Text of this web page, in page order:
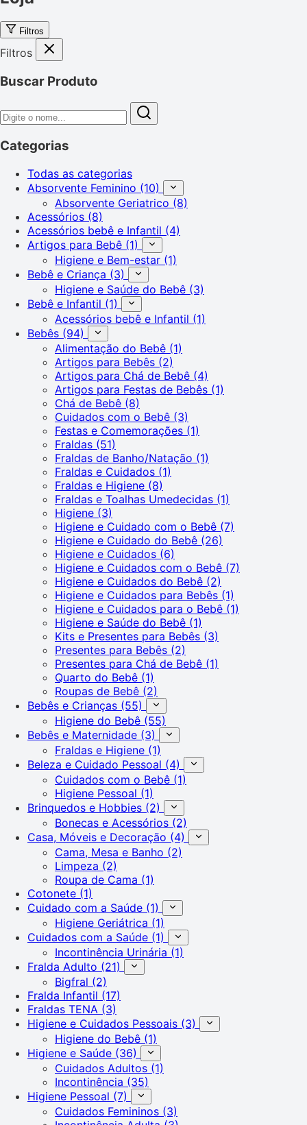
Filtros
Filtros
Buscar Produto
Categorias
Todas as categorias
Absorvente Feminino (10)
Absorvente Geriatrico (8)
Acessórios (8)
Acessórios bebê e Infantil (4)
Artigos para Bebê (1)
Higiene e Bem-estar (1)
Bebê e Criança (3)
Higiene e Saúde do Bebê (3)
Bebê e Infantil (1)
Acessórios bebê e Infantil (1)
Bebês (94)
Alimentação do Bebê (1)
Artigos para Bebês (2)
Artigos para Chá de Bebê (4)
Artigos para Festas de Bebês (1)
Chá de Bebê (8)
Cuidados com o Bebê (3)
Festas e Comemorações (1)
Fraldas (51)
Fraldas de Banho/Natação (1)
Fraldas e Cuidados (1)
Fraldas e Higiene (8)
Fraldas e Toalhas Umedecidas (1)
Higiene (3)
Higiene e Cuidado com o Bebê (7)
Higiene e Cuidado do Bebê (26)
Higiene e Cuidados (6)
Higiene e Cuidados com o Bebê (7)
Higiene e Cuidados do Bebê (2)
Higiene e Cuidados para Bebês (1)
Higiene e Cuidados para o Bebê (1)
Higiene e Saúde do Bebê (1)
Kits e Presentes para Bebês (3)
Presentes para Bebês (2)
Presentes para Chá de Bebê (1)
Quarto do Bebê (1)
Roupas de Bebê (2)
Bebês e Crianças (55)
Higiene do Bebê (55)
Bebês e Maternidade (3)
Fraldas e Higiene (1)
Beleza e Cuidado Pessoal (4)
Cuidados com o Bebê (1)
Higiene Pessoal (1)
Brinquedos e Hobbies (2)
Bonecas e Acessórios (2)
Casa, Móveis e Decoração (4)
Cama, Mesa e Banho (2)
Limpeza (2)
Roupa de Cama (1)
Cotonete (1)
Cuidado com a Saúde (1)
Higiene Geriátrica (1)
Cuidados com a Saúde (1)
Incontinência Urinária (1)
Fralda Adulto (21)
Bigfral (2)
Fralda Infantil (17)
Fraldas TENA (3)
Higiene e Cuidados Pessoais (3)
Higiene do Bebê (1)
Higiene e Saúde (36)
Cuidados Adultos (1)
Incontinência (35)
Higiene Pessoal (7)
Cuidados Femininos (3)